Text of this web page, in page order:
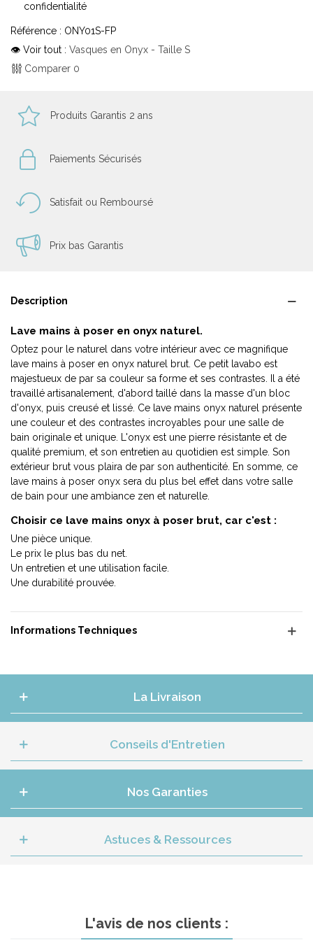
confidentialité
Référence : ONY01S-FP
👁 Voir tout : Vasques en Onyx - Taille S
Comparer 0
Produits Garantis 2 ans
Paiements Sécurisés
Satisfait ou Remboursé
Prix bas Garantis
Description
Lave mains à poser en onyx naturel.
Optez pour le naturel dans votre intérieur avec ce magnifique
lave mains à poser en onyx naturel brut. Ce petit lavabo est
majestueux de par sa couleur sa forme et ses contrastes. Il a été
travaillé artisanalement, d'abord taillé dans la masse d'un bloc
d'onyx, puis creusé et lissé. Ce lave mains onyx naturel présente
une couleur et des contrastes incroyables pour une salle de
bain originale et unique. L'onyx est une pierre résistante et de
qualité premium, et son entretien au quotidien est simple. Son
extérieur brut vous plaira de par son authenticité. En somme, ce
lave mains à poser onyx sera du plus bel effet dans votre salle
de bain pour une ambiance zen et naturelle.
Choisir ce lave mains onyx à poser brut, car c'est :
Une pièce unique.
Le prix le plus bas du net.
Un entretien et une utilisation facile.
Une durabilité prouvée.
Informations Techniques
La Livraison
Conseils d'Entretien
Nos Garanties
Astuces & Ressources
L'avis de nos clients :